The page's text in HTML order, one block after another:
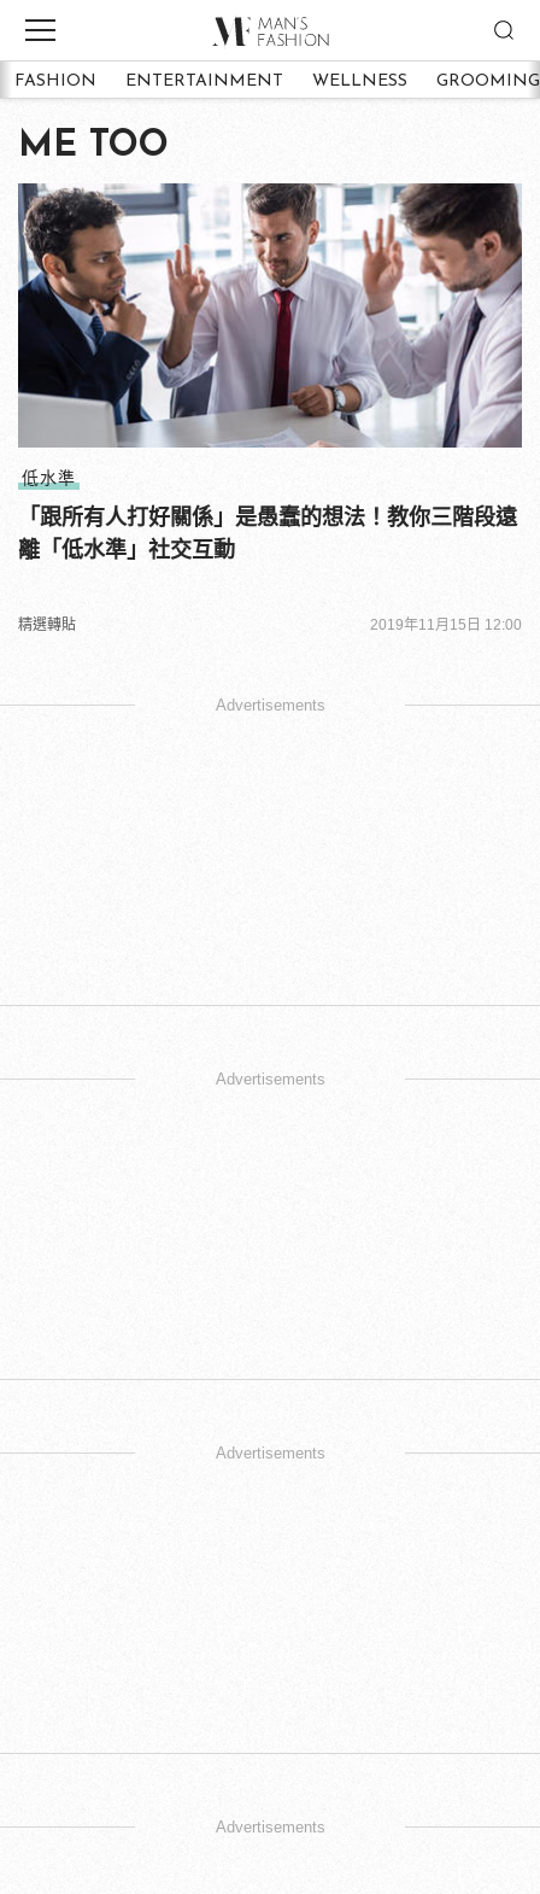
FASHION ENTERTAINMENT WELLNESS GROOMING
ME TOO
低水準
「跟所有人打好關係」是愚蠢的想法！教你三階段遠
離「低水準」社交互動
精選轉貼 2019年11月15日 12:00
Advertisements
Advertisements
Advertisements
Advertisements